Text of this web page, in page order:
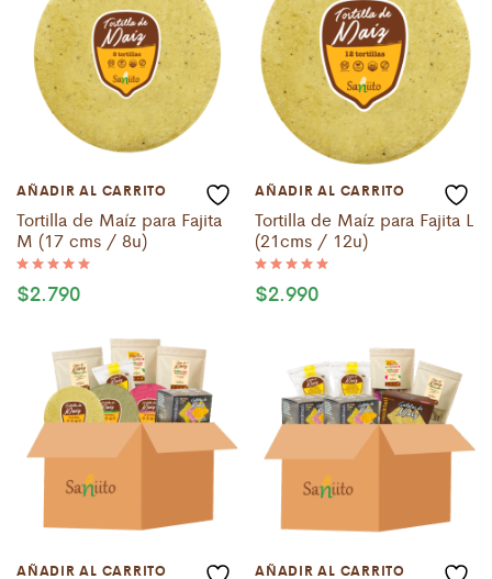
AÑADIR AL CARRITO
Tortilla de Maíz para Fajita
M (17 cms / 8u)
Valorado
con
$2.790
AÑADIR AL CARRITO
Tortilla de Maíz para Fajita L
(21cms / 12u)
Valorado
con
$2.990
AÑADIR AL CARRITO AÑADIR AL CARRITO